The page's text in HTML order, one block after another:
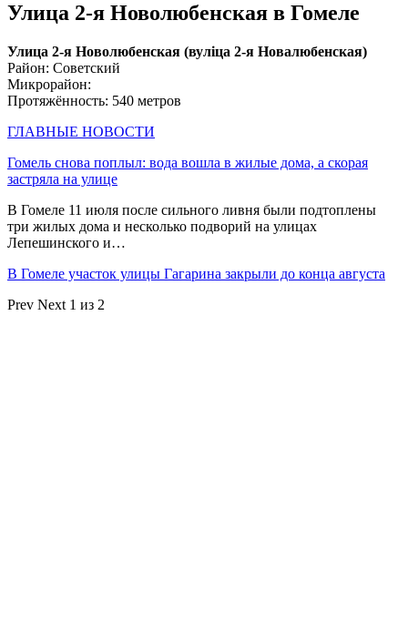
Улица 2-я Новолюбенская в Гомеле
Улица 2-я Новолюбенская (вулiца 2-я Новалюбенская)
Район: Советский
Микрорайон:
Протяжённость: 540 метров
ГЛАВНЫЕ НОВОСТИ
Гомель снова поплыл: вода вошла в жилые дома, а скорая
застряла на улице
В Гомеле 11 июля после сильного ливня были подтоплены
три жилых дома и несколько подворий на улицах
Лепешинского и…
В Гомеле участок улицы Гагарина закрыли до конца августа
Prev Next 1 из 2